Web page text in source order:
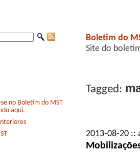
no Boletim do MST
aqui.
Boletim do
Site do
Tagged:
2013-08-20